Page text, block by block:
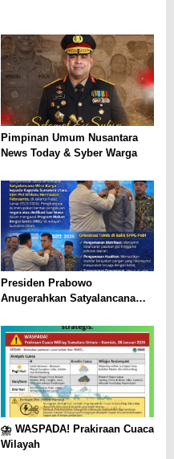
Pimpinan Umum Nusantara
News Today & Syber Warga
Presiden Prabowo
Anugerahkan Satyalancana
Sumut:
⛈️ WASPADA! Prakiraan Cuaca
Wilayah